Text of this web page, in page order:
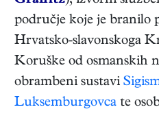
područje koje je branilo
Hrvatsko-slavonskoga
Koruške od osmanskih
obrambeni sustavi
Luksemburgovca te